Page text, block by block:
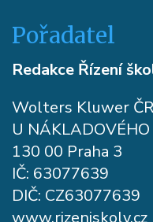
Pořadatel
Redakce Řízení
Wolters Kluwer
U
130 00 Praha 3
IČ: 63077639
DIČ: CZ63077639
www.rizeniskoly.cz